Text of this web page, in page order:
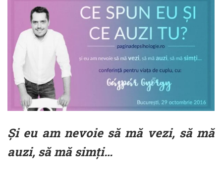
Și eu am nevoie să mă vezi, să mă
auzi, să mă simți…